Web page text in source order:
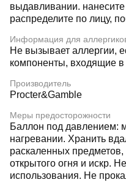
выдавливании.
распределите по лицу,
Информация для
Не вызывает аллергии,
компоненты, входящие в
Производитель
Procter&Gamble
Меры предосторожности
Баллон под давлением:
нагревании. Хранить
раскаленных
открытого огня и искр.
использования. Не